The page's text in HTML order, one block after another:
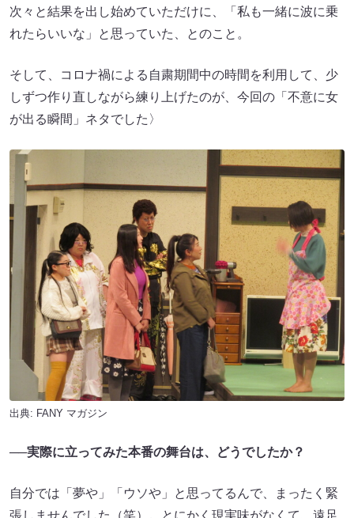
次々と結果を出し始めていただけに、「私も一緒に波に乗
れたらいいな」と思っていた、とのこと。
そして、コロナ禍による自粛期間中の時間を利用して、少
しずつ作り直しながら練り上げたのが、今回の「不意に女
が出る瞬間」ネタでした〉
出典: FANY マガジン
──実際に立ってみた本番の舞台は、どうでしたか？
自分では「夢や」「ウソや」と思ってるんで、まったく緊
張しませんでした（笑）。とにかく現実味がなくて、遠足